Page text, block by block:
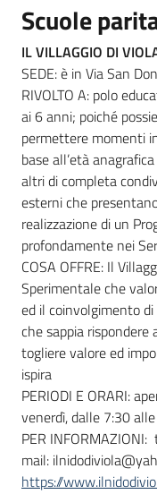
Scuole
IL VILLAGGIO DI
SEDE: è in Via San
RIVOLTO A: polo
ai 6 anni; poiché
permettere momenti
base all’età
altri di completa
esterni che
realizzazione di un
profondamente nei
COSA OFFRE: Il
Sperimentale che
ed il coinvolgimento
che sappia rispondere
togliere valore ed
ispira
PERIODI E ORARI:
venerdì, dalle 7:30
PER
mail:
https://